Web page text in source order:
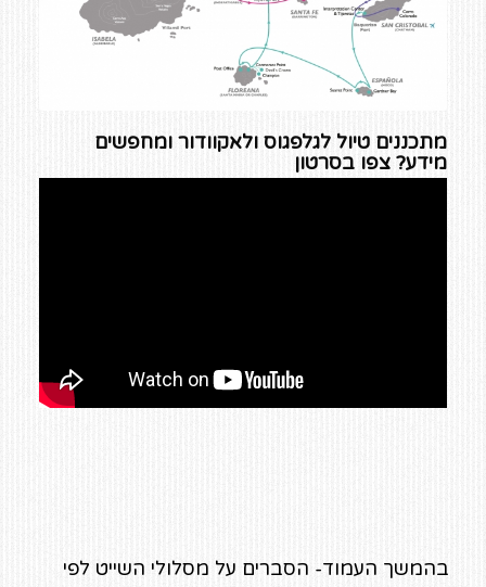
מתכננים טיול לגלפגוס ולאקוודור ומחפשים
מידע? צפו בסרטון
בהמשך העמוד- הסברים על מסלולי השייט לפי